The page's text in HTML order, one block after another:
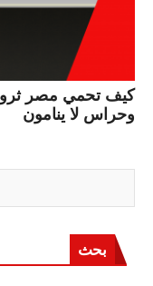
كيف تحمي مصر
وحراس لا ينامون
بحث